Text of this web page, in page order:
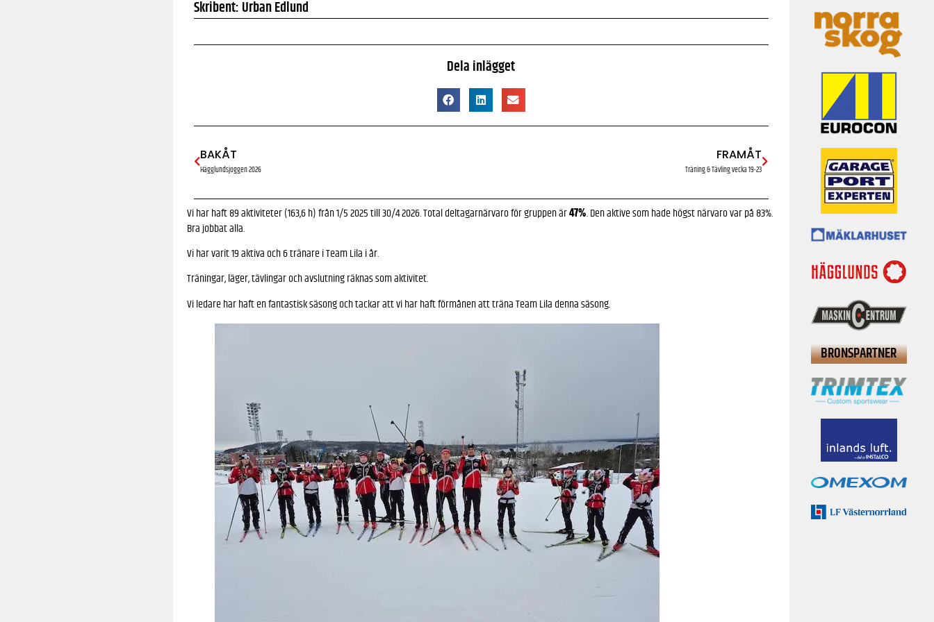
Skribent: Urban Edlund
Dela inlägget
BAKÅT
Hägglundsjoggen 2026
FRAMÅT
Träning & Tävling vecka 19-23
Vi har haft 89 aktiviteter (163,6 h) från 1/5 2025 till 30/4 2026. Total deltagarnärvaro för gruppen är47%. Den aktive som hade högst närvaro var på 83%.
Bra jobbat alla.
Vi har varit 19 aktiva och 6 tränare i Team Lila i år.
Träningar, läger, tävlingar och avslutning räknas som aktivitet.
Vi ledare har haft en fantastisk säsong och tackar att vi har haft förmånen att träna Team Lila denna säsong.
BRONSPARTNER